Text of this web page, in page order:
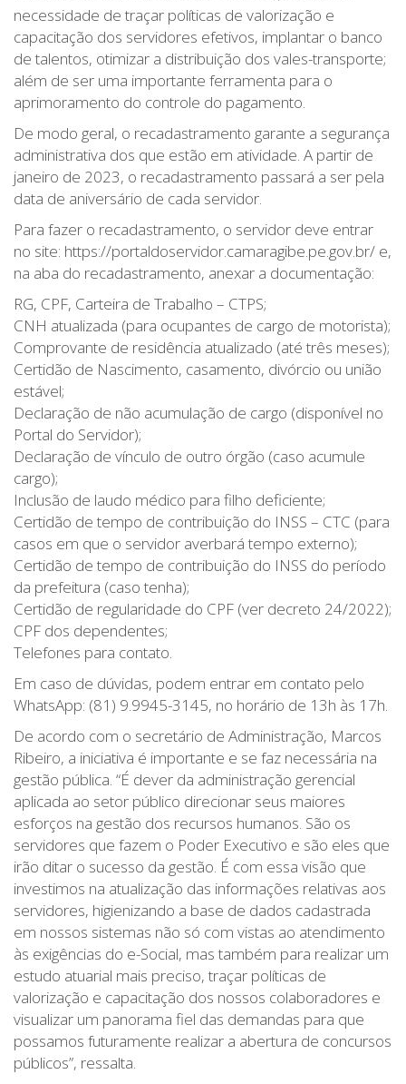
necessidade de traçar políticas de valorização e
capacitação dos servidores efetivos, implantar o banco
de talentos, otimizar a distribuição dos vales-transporte;
além de ser uma importante ferramenta para o
aprimoramento do controle do pagamento.
De modo geral, o recadastramento garante a segurança
administrativa dos que estão em atividade. A partir de
janeiro de 2023, o recadastramento passará a ser pela
data de aniversário de cada servidor.
Para fazer o recadastramento, o servidor deve entrar
no site: https://portaldoservidor.camaragibe.pe.gov.br/ e,
na aba do recadastramento, anexar a documentação:
RG, CPF, Carteira de Trabalho – CTPS;
CNH atualizada (para ocupantes de cargo de motorista);
Comprovante de residência atualizado (até três meses);
Certidão de Nascimento, casamento, divórcio ou união
estável;
Declaração de não acumulação de cargo (disponível no
Portal do Servidor);
Declaração de vínculo de outro órgão (caso acumule
cargo);
Inclusão de laudo médico para filho deficiente;
Certidão de tempo de contribuição do INSS – CTC (para
casos em que o servidor averbará tempo externo);
Certidão de tempo de contribuição do INSS do período
da prefeitura (caso tenha);
Certidão de regularidade do CPF (ver decreto 24/2022);
CPF dos dependentes;
Telefones para contato.
Em caso de dúvidas, podem entrar em contato pelo
WhatsApp: (81) 9.9945-3145, no horário de 13h às 17h.
De acordo com o secretário de Administração, Marcos
Ribeiro, a iniciativa é importante e se faz necessária na
gestão pública. “É dever da administração gerencial
aplicada ao setor público direcionar seus maiores
esforços na gestão dos recursos humanos. São os
servidores que fazem o Poder Executivo e são eles que
irão ditar o sucesso da gestão. É com essa visão que
investimos na atualização das informações relativas aos
servidores, higienizando a base de dados cadastrada
em nossos sistemas não só com vistas ao atendimento
às exigências do e-Social, mas também para realizar um
estudo atuarial mais preciso, traçar políticas de
valorização e capacitação dos nossos colaboradores e
visualizar um panorama fiel das demandas para que
possamos futuramente realizar a abertura de concursos
públicos”, ressalta.